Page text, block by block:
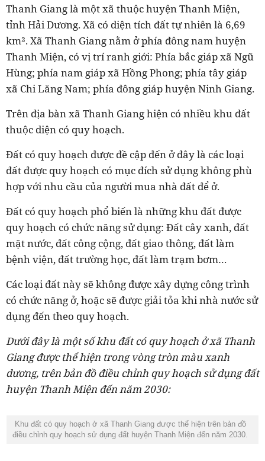
Thanh Giang là một xã thuộc huyện Thanh Miện,
tỉnh Hải Dương. Xã có diện tích đất tự nhiên là 6,69
km². Xã Thanh Giang nằm ở phía đông nam huyện
Thanh Miện, có vị trí ranh giới: Phía bắc giáp xã Ngũ
Hùng; phía nam giáp xã Hồng Phong; phía tây giáp
xã Chi Lăng Nam; phía đông giáp huyện Ninh Giang.
Trên địa bàn xã Thanh Giang hiện có nhiều khu đất
thuộc diện có quy hoạch.
Đất có quy hoạch được đề cập đến ở đây là các loại
đất được quy hoạch có mục đích sử dụng không phù
hợp với nhu cầu của người mua nhà đất để ở.
Đất có quy hoạch phổ biến là những khu đất được
quy hoạch có chức năng sử dụng: Đất cây xanh, đất
mặt nước, đất công cộng, đất giao thông, đất làm
bệnh viện, đất trường học, đất làm trạm bơm…
Các loại đất này sẽ không được xây dựng công trình
có chức năng ở, hoặc sẽ được giải tỏa khi nhà nước sử
dụng đến theo quy hoạch.
Dưới đây là một số khu đất có quy hoạch ở xã Thanh
Giang được thể hiện trong vòng tròn màu xanh
dương, trên bản đồ điều chỉnh quy hoạch sử dụng đất
huyện Thanh Miện đến năm 2030:
Khu đất có quy hoạch ở xã Thanh Giang được thể hiện trên bản đồ
điều chỉnh quy hoạch sử dụng đất huyện Thanh Miện đến năm 2030.